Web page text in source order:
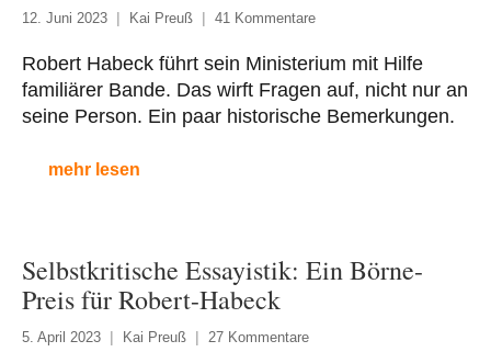
12. Juni 2023 Kai Preuß 41 Kommentare
Robert Habeck führt sein Ministerium mit Hilfe
familiärer Bande. Das wirft Fragen auf, nicht nur an
seine Person. Ein paar historische Bemerkungen.
mehr lesen
Selbstkritische Essayistik: Ein Börne-
Preis für Robert-Habeck
5. April 2023 Kai Preuß 27 Kommentare